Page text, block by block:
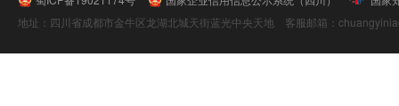
地址：四川省成都市金牛区龙湖北城天街蓝光中央天地 客服邮箱：